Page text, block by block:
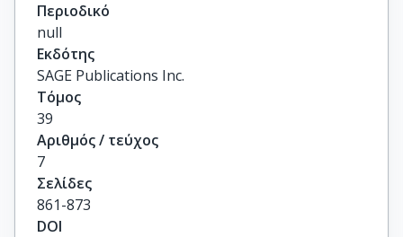
Περιοδικό
null
Εκδότης
SAGE Publications Inc.
Τόμος
39
Αριθμός / τεύχος
7
Σελίδες
861-873
DOI